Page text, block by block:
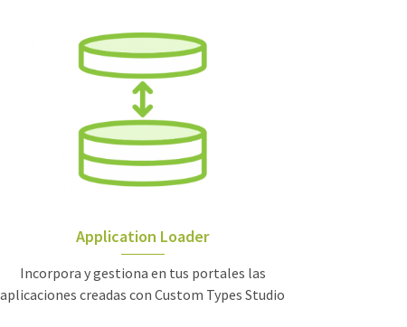
Application Loader
Incorpora y gestiona en tus portales las
aplicaciones creadas con Custom Types Studio